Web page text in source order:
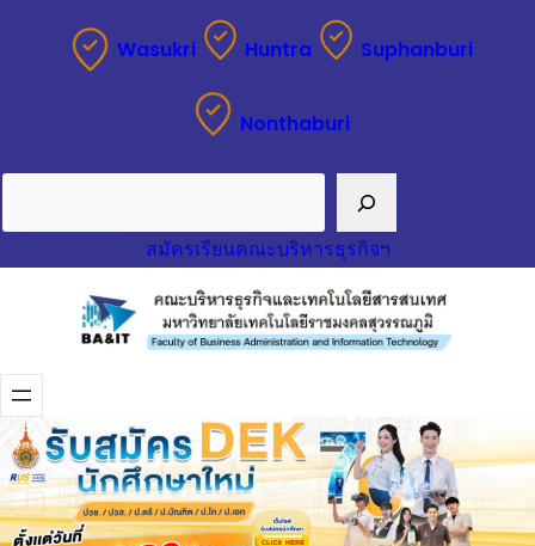
Wasukri Huntra Suphanburi
Nonthaburi
สมัครเรียนคณะบริหารธุรกิจฯ